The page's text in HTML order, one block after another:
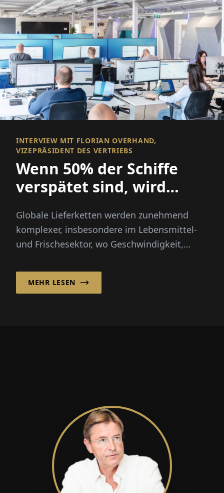
INTERVIEW MIT FLORIAN OVERHAND,
VIZEPRÄSIDENT DES VERTRIEBS
Wenn 50% der Schiffe
verspätet sind, wird
Globale Lieferketten werden zunehmend
komplexer, insbesondere im Lebensmittel-
und Frischesektor, wo Geschwindigkeit,
entscheidend sind...
MEHR LESEN